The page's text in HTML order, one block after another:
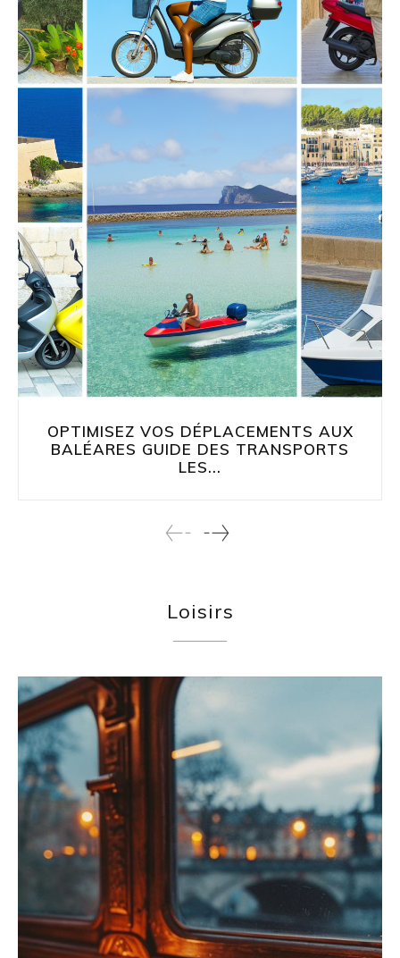
OPTIMISEZ VOS DÉPLACEMENTS AUX
BALÉARES GUIDE DES TRANSPORTS
LES...
Loisirs